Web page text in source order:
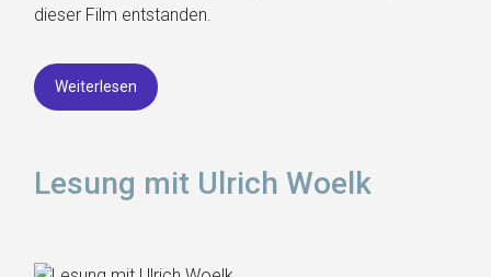
dieser Film entstanden.
Weiterlesen
Lesung mit Ulrich Woelk